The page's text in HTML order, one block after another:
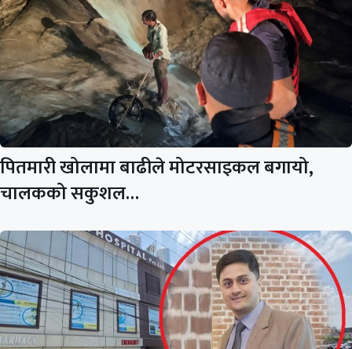
पितमारी खोलामा बाढीले मोटरसाइकल बगायो,
चालकको सकुशल…